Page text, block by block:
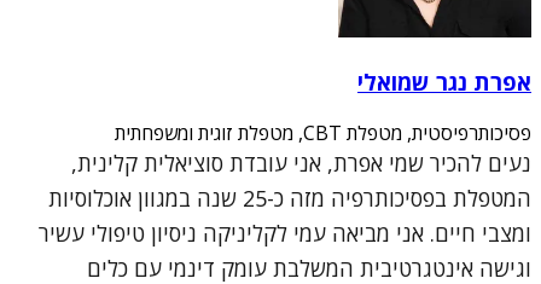
אפרת נגר שמואלי
פסיכותרפיסטית, מטפלת CBT, מטפלת זוגית ומשפחתית
נעים להכיר שמי אפרת, אני עובדת סוציאלית קלינית,
המטפלת בפסיכותרפיה מזה כ-25 שנה במגוון אוכלוסיות
ומצבי חיים. אני מביאה עמי לקליניקה ניסיון טיפולי עשיר
וגישה אינטגרטיבית המשלבת עומק דינמי עם כלים